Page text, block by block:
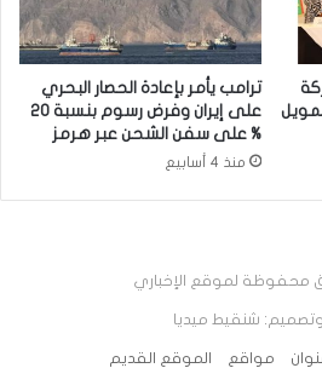
ترامب يأمر بإعادة الحصار البحري
على إيران وفرض رسوم بنسبة 20
% على سفن الشحن عبر هرمز
منذ 4 أسابيع
محفوظة لموقع الإخباري
شنقيط ميديا
مواقع الموقع القديم